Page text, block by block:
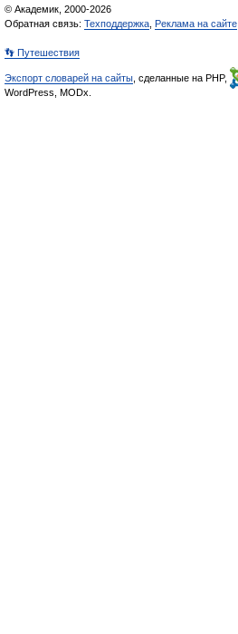
© Академик, 2000-2026
Обратная связь: Техподдержка Реклама на сайте
👣 Путешествия
Экспорт словарей на сайты , сделанные на PHP,
WordPress, MODx.